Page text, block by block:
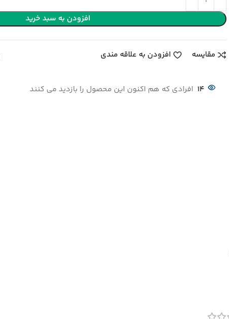
افزودن به سبد خرید
مقایسه افزودن به علاقه مندی
14 افرادی که هم اکنون این محصول را بازدید می کنند